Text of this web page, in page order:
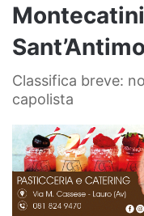
Sant’Antimo
Classifica breve:
capolista